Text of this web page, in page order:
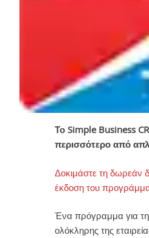
Το Simple Business
περισσότερο από
Δοκιμάστε τη δωρεάν
έκδοση του
Ένα πρόγραμμα για τη
ολόκληρης της